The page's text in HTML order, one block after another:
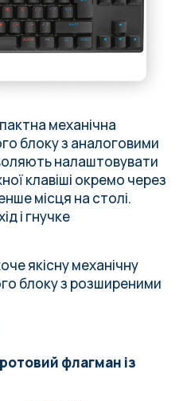
механічна
блоку з аналоговими
налаштовувати
клавіші окремо через
місця на столі.
і гнучке
якісну механічну
блоку з розширеними
флагман із